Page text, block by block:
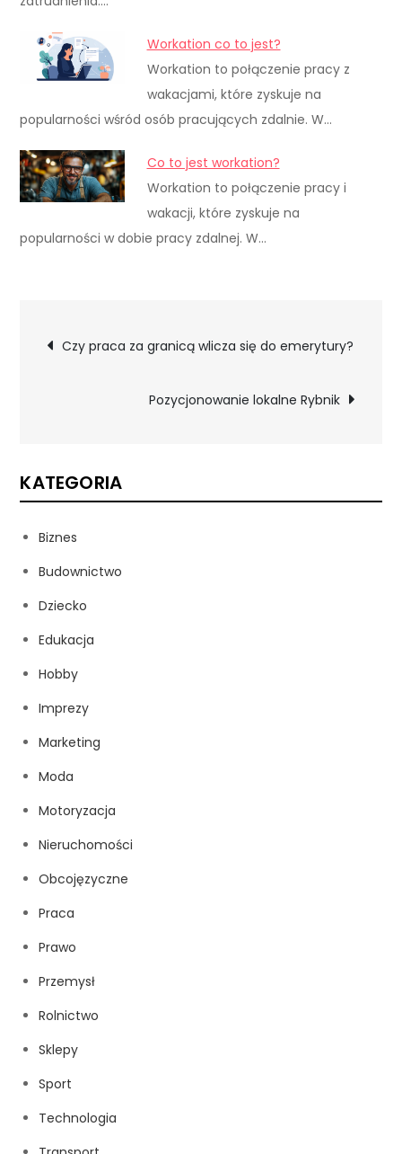
Workation co to jest?
Workation to połączenie pracy z
wakacjami, które zyskuje na
popularności wśród osób pracujących zdalnie. W…
Co to jest workation?
Workation to połączenie pracy i
wakacji, które zyskuje na
popularności w dobie pracy zdalnej. W…
Nawigacja
wpisu
Czy praca za granicą wlicza się do emerytury?
Pozycjonowanie lokalne Rybnik
KATEGORIA
Biznes
Budownictwo
Dziecko
Edukacja
Hobby
Imprezy
Marketing
Moda
Motoryzacja
Nieruchomości
Obcojęzyczne
Praca
Prawo
Przemysł
Rolnictwo
Sklepy
Sport
Technologia